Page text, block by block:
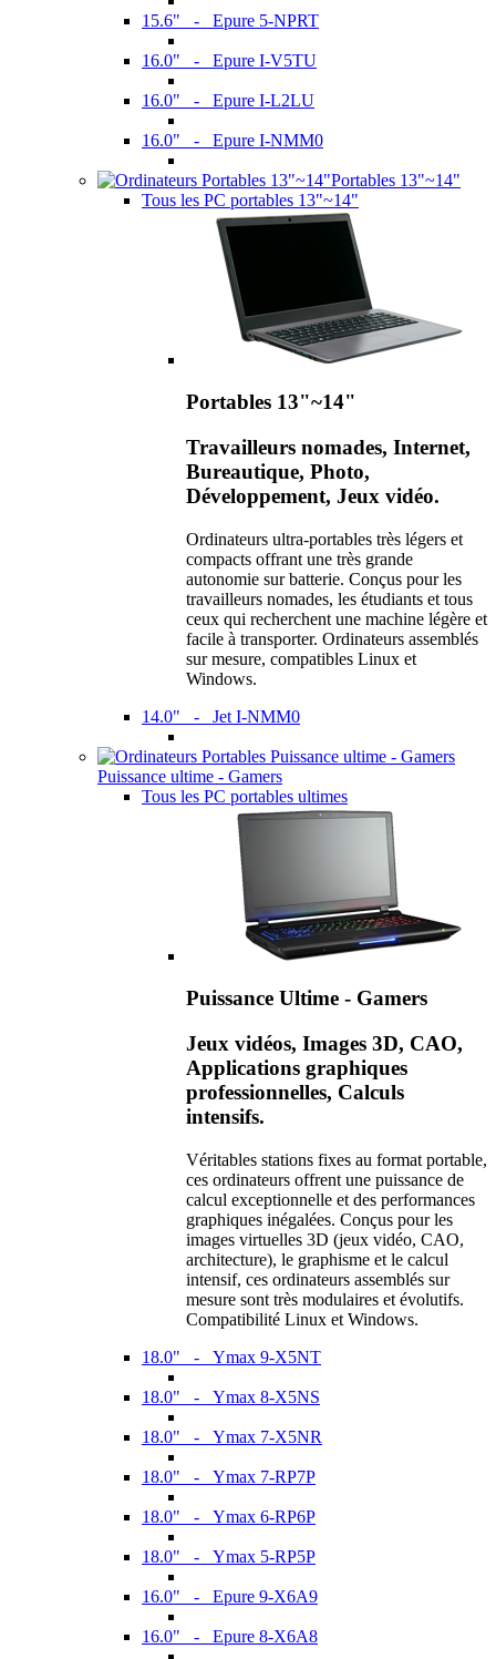
15.6" - Epure 5-NPRT
16.0" - Epure I-V5TU
16.0" - Epure I-L2LU
16.0" - Epure I-NMM0
Portables 13"~14"
Tous les PC portables 13"~14"
Portables 13"~14"
Travailleurs nomades, Internet,
Bureautique, Photo,
Développement, Jeux vidéo.
Ordinateurs ultra-portables très légers et
compacts offrant une très grande
autonomie sur batterie. Conçus pour les
travailleurs nomades, les étudiants et tous
ceux qui recherchent une machine légère et
facile à transporter. Ordinateurs assemblés
sur mesure, compatibles Linux et
Windows.
14.0" - Jet I-NMM0
Puissance ultime - Gamers
Tous les PC portables ultimes
Puissance Ultime - Gamers
Jeux vidéos, Images 3D, CAO,
Applications graphiques
professionnelles, Calculs
intensifs.
Véritables stations fixes au format portable,
ces ordinateurs offrent une puissance de
calcul exceptionnelle et des performances
graphiques inégalées. Conçus pour les
images virtuelles 3D (jeux vidéo, CAO,
architecture), le graphisme et le calcul
intensif, ces ordinateurs assemblés sur
mesure sont très modulaires et évolutifs.
Compatibilité Linux et Windows.
18.0" - Ymax 9-X5NT
18.0" - Ymax 8-X5NS
18.0" - Ymax 7-X5NR
18.0" - Ymax 7-RP7P
18.0" - Ymax 6-RP6P
18.0" - Ymax 5-RP5P
16.0" - Epure 9-X6A9
16.0" - Epure 8-X6A8